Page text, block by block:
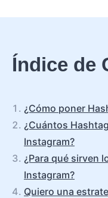
Índice de
¿Cómo poner
¿Cuántos
Instagram?
¿Para qué sirven
Instagram?
Quiero una